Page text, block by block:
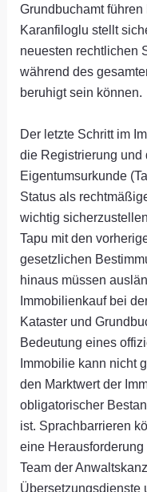
Grundbuchamt
Karanfiloglu stellt
neuesten rechtlichen
während des
beruhigt sein können.
Der letzte Schritt im
die Registrierung und
Eigentumsurkunde
Status als
wichtig
Tapu mit den
gesetzlichen
hinaus müssen
Immobilienkauf bei
Kataster und
Bedeutung eines
Immobilie kann nicht
den Marktwert der
obligatorischer
ist. Sprachbarrieren
eine
Team der
Übersetzungsdienste